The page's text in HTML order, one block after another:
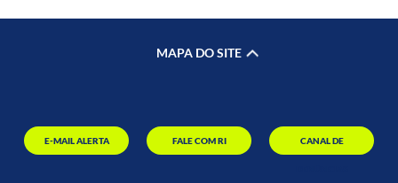
MAPA DO SITE
E-MAIL ALERTA FALE COM RI CANAL DE